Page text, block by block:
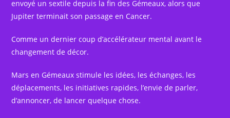
envoyé un sextile depuis la fin des Gémeaux, alors que
Jupiter terminait son passage en Cancer.
Comme un dernier coup d’accélérateur mental avant le
changement de décor.
Mars en Gémeaux stimule les idées, les échanges, les
déplacements, les initiatives rapides, l’envie de parler,
d’annoncer, de lancer quelque chose.